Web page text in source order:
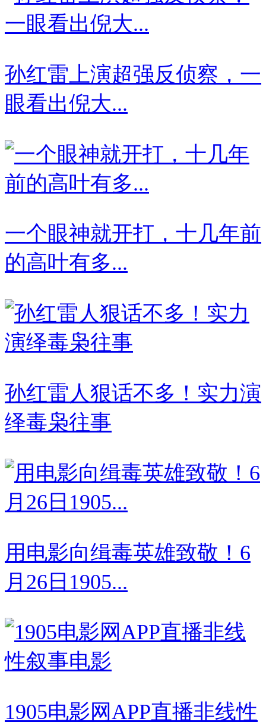
孙红雷上演超强反侦察，一
眼看出倪大...
一个眼神就开打，十几年前
的高叶有多...
孙红雷人狠话不多！实力演
绎毒枭往事
用电影向缉毒英雄致敬！6
月26日1905...
1905电影网APP直播非线性